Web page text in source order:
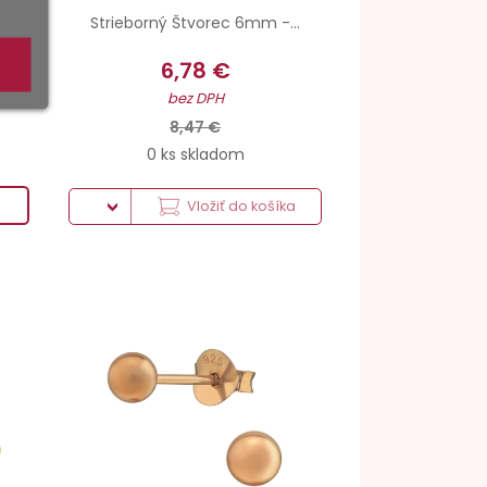
Strieborný Štvorec 6mm -...
6,78 €
bez DPH
8,47 €
0 ks skladom
Vložiť do košíka